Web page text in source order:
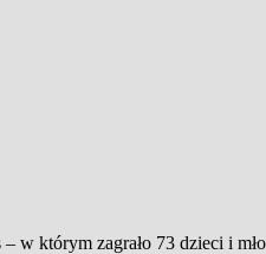
w którym zagrało 73 dzieci i